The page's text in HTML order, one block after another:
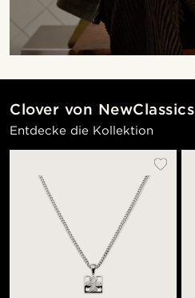
Clover von NewClassics
Entdecke die Kollektion